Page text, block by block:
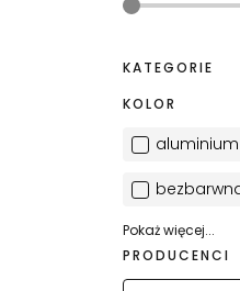
KATEGORIE
KOLOR
aluminium
Pokaż więcej...
PRODUCENCI